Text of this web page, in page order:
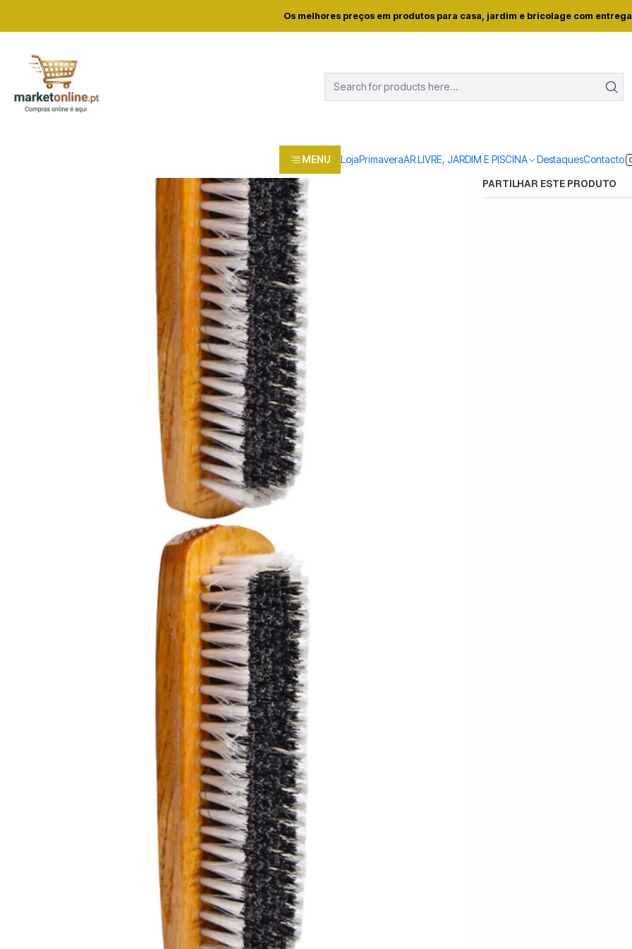
MENU LojaPrimaveraAR LIVRE, JARDIM E PISCINA DestaquesContacto
Os melhores preços em produtos para casa, jardim e bricolage com
Home Loja Casa e conforto DROGARIA E LIMPEZA MATERIAL LIMPEZA
ESCOVA FATO
Mostrar stock das
PARTILHAR ESTE PRODUTO